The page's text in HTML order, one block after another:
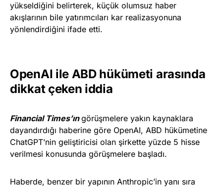
yükseldiğini belirterek, küçük olumsuz haber
akışlarının bile yatırımcıları kar realizasyonuna
yönlendirdiğini ifade etti.
OpenAI ile ABD hükümeti arasında
dikkat çeken iddia
Financial Times’ıngörüşmelere yakın kaynaklara
dayandırdığı haberine göre OpenAI, ABD hükümetine
ChatGPT’nin geliştiricisi olan şirkette yüzde 5 hisse
verilmesi konusunda görüşmelere başladı.
Haberde, benzer bir yapının Anthropic’in yanı sıra